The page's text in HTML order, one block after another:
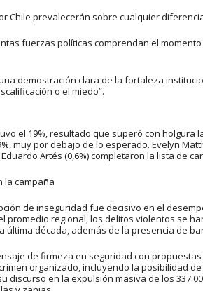
Chile prevalecerán sobre cualquier
fuerzas políticas comprendan el
demostración clara de la fortaleza
o el miedo”.
el 19%, resultado que superó con holgura
muy por debajo de lo esperado. Evelyn
Artés (0,6%) completaron la lista de
la campaña
de inseguridad fue decisivo en el
promedio regional, los delitos violentos se
última década, además de la presencia de
de firmeza en seguridad con
organizado, incluyendo la posibilidad
discurso en la expulsión masiva de los